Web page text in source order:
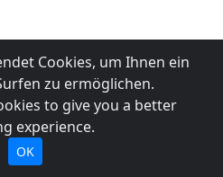
Cookies, um Ihnen ein
zu ermöglichen.
to give you a better
experience.
OK